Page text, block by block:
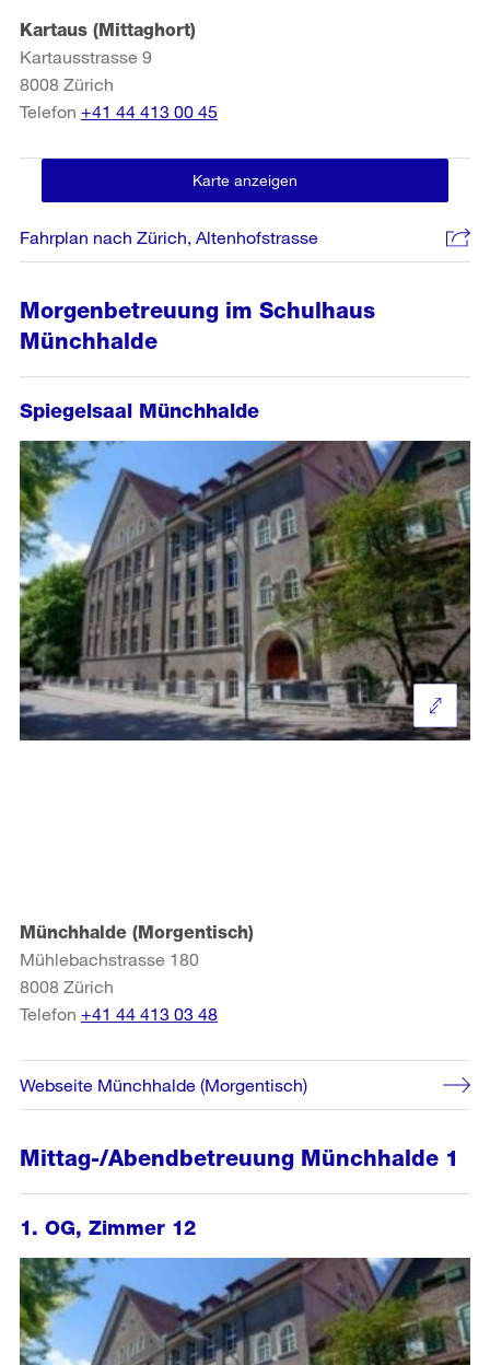
Kartaus (Mittaghort)
Kartausstrasse 9
8008 Zürich
Telefon +41 44 413 00 45
Karte anzeigen
Fahrplan nach Zürich, Altenhofstrasse
Morgenbetreuung im Schulhaus
Münchhalde
Spiegelsaal Münchhalde
Münchhalde (Morgentisch)
Mühlebachstrasse 180
8008 Zürich
Telefon +41 44 413 03 48
Webseite Münchhalde (Morgentisch)
Mittag-/Abendbetreuung Münchhalde 1
1. OG, Zimmer 12